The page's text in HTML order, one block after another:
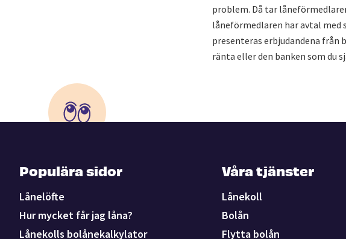
problem. Då tar
låneförmedlaren har avtal med
presenteras erbjudandena från
ränta eller den banken som du
Populära sidor
Lånelöfte
Hur mycket får jag låna?
Lånekolls bolånekalkylator
Våra tjänster
Lånekoll
Bolån
Flytta bolån